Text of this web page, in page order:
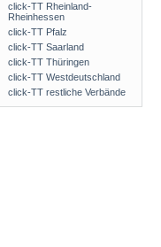
click-TT Rheinland-
Rheinhessen
click-TT Pfalz
click-TT Saarland
click-TT Thüringen
click-TT Westdeutschland
click-TT restliche Verbände